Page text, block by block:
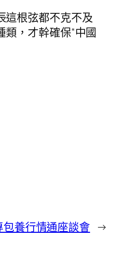
這根弦都不克不及
，才幹確保“中國
養行情通座談會 →